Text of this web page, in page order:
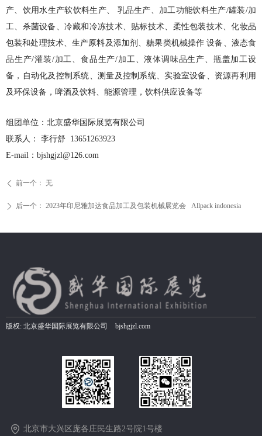
产、饮用水生产软饮料生产、 乳品生产、加工功能饮料生产/罐装/加
工、杀菌设备、冷藏和冷冻技术、贴标技术、柔性包装技术、化妆品
包装和处理技术、生产原料及添加剂、糖果类机械操作 设备、液态食
品生产/灌装/加工、食品生产/加工、液体调味品生产、瓶盖加工设
备，自动化及控制系统、测量及控制系统、实验室设备、资源再利用
及环保设备，啤酒及饮料、能源管理，饮料供应设备等
组团单位：北京盛华国际展览有限公司
联系人： 李行舒 13651263923
E-mail：bjshgjzl@126.com
ꄴ 前一个： 无
ꄲ 后一个： 2023年印尼雅加达食品加工及包装机械展览会 Allpack indonesia
北京市大兴区庞各庄民生路2号院1号楼
版权: 北京盛华国际展览有限公司 bjshgjzl.com